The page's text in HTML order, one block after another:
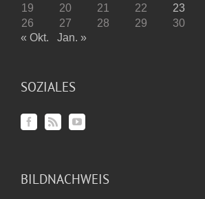
19
20 21 22 23
26
27 28 29
30
« Okt.
Jan. »
SOZIALES
BILDNACHWEIS